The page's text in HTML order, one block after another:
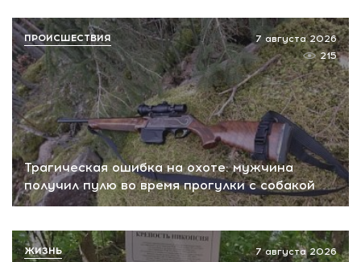
Трагическая ошибка на охоте: мужчина
получил пулю во время прогулки с собакой
7 августа 2026
215
ПРОИСШЕСТВИЯ
7 августа 2026
ЖИЗНЬ